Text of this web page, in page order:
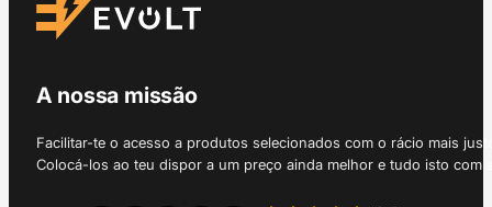
A nossa missão
Facilitar-te o acesso a produtos selecionados com o rácio mais
Colocá-los ao teu dispor a um preço ainda melhor e tudo isto